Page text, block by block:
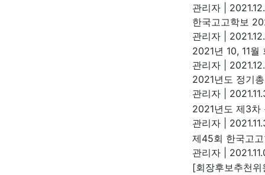
관리자
한국고고학보
관리자
2021년 10, 11월
관리자
2021년도 정기
관리자
2021년도 제3차
관리자
제45회 한국고
관리자
[회장후보추천